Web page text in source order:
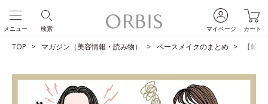
マイページ カート
検索
メニュー
TOP マガジン（美容情報・読み物） ベースメイクのまとめ 【乾